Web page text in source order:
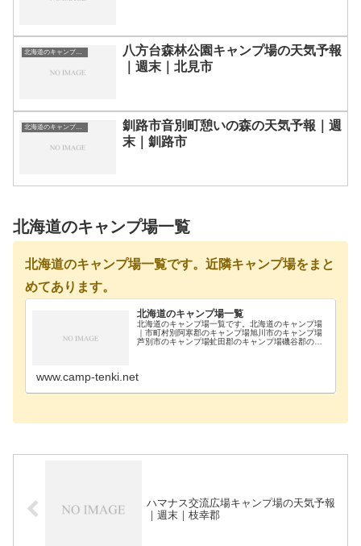
北海道のキャンプ場一覧
八方台森林公園キャンプ場の天気予報
｜週末｜北見市
北海道のキャンプ場一覧
釧路市音別町憩いの森の天気予報｜週
末｜釧路市
北海道のキャンプ場一覧
北海道のキャンプ場一覧です。近隣キャンプ場をまと
めてあります。
北海道のキャンプ場一覧
北海道のキャンプ場一覧です。北海道のキャンプ場
｜市町村別阿寒郡のキャンプ場旭川市のキャンプ場
芦別市のキャンプ場虻田郡のキャンプ場磯谷郡のキ
www.camp-tenki.net
ハマナス交流広場キャンプ場の天気予報
｜週末｜枝幸郡